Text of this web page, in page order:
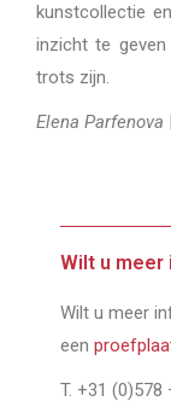
kunstcollectie
inzicht te
trots zijn.
Elena Parfenova |
Wilt u meer
Wilt u meer
een
T. +31 (0)578